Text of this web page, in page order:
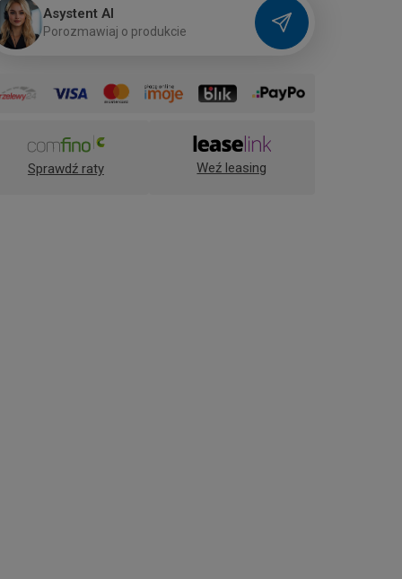
Asystent AI
Porozmawiaj o produkcie
Sprawdź raty Weź leasing